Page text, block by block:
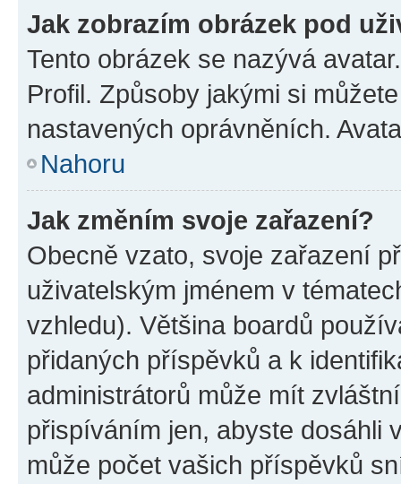
Jak zobrazím obrázek pod
Tento obrázek se nazývá
Profil. Způsoby jakými si
nastavených oprávněních.
Nahoru
Jak změním svoje zařazení?
Obecně vzato, svoje zařazení
uživatelským jménem v
vzhledu). Většina boardů
přidaných příspěvků a k
administrátorů může mít
přispíváním jen, abyste dosáhli
může počet vašich příspěvků